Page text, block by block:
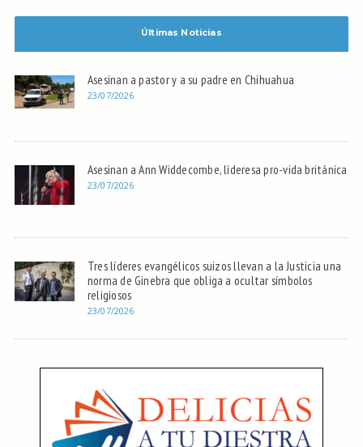
Últimas Noticias
Asesinan a pastor y a su padre en Chihuahua
23/07/2026
Asesinan a Ann Widdecombe, lideresa pro-vida británica
23/07/2026
Tres líderes evangélicos suizos llevan a la Justicia una
norma de Ginebra que obliga a ocultar símbolos
religiosos
23/07/2026